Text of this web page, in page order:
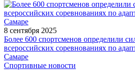
8 сентября 2025
Более 600 спортсменов определили
всероссийских соревнованиях по
Самаре
Спортивные новости